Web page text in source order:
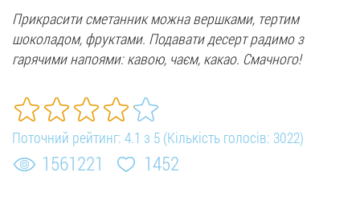
Прикрасити сметанник можна вершками, тертим
шоколадом, фруктами. Подавати десерт радимо з
гарячими напоями: кавою, чаєм, какао. Смачного!
Поточний рейтинг: 4.1 з 5 (Кількість голосів: 3022)
1561221 1452